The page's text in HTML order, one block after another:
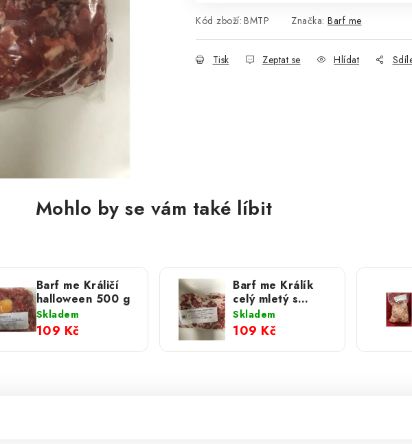
Kód zboží: BMTP Značka: Barf me
Tisk Zeptat se Hlídat
Mohlo by se vám také líbit
Barf me Králičí
halloween 500 g
Skladem
109 Kč
Barf me Králík
celý mletý s
droby a zeleninou
500 g
Skladem
109 Kč